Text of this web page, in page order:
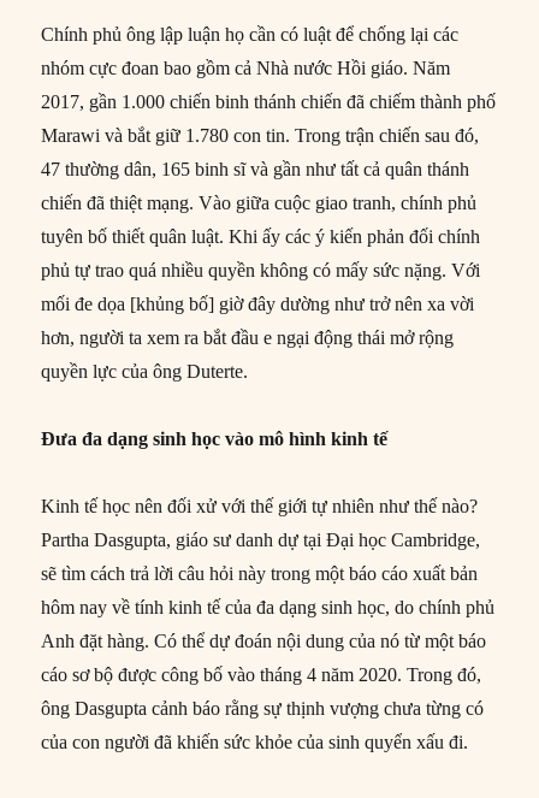
Chính phủ ông lập luận họ cần có luật để chống lại các
nhóm cực đoan bao gồm cả Nhà nước Hồi giáo. Năm
2017, gần 1.000 chiến binh thánh chiến đã chiếm thành phố
Marawi và bắt giữ 1.780 con tin. Trong trận chiến sau đó,
47 thường dân, 165 binh sĩ và gần như tất cả quân thánh
chiến đã thiệt mạng. Vào giữa cuộc giao tranh, chính phủ
tuyên bố thiết quân luật. Khi ấy các ý kiến ​​phản đối chính
phủ tự trao quá nhiều quyền không có mấy sức nặng. Với
mối đe dọa [khủng bố] giờ đây dường như trở nên xa vời
hơn, người ta xem ra bắt đầu e ngại động thái mở rộng
quyền lực của ông Duterte.
Đưa đa dạng sinh học vào mô hình kinh tế
Kinh tế học nên đối xử với thế giới tự nhiên như thế nào?
Partha Dasgupta, giáo sư danh dự tại Đại học Cambridge,
sẽ tìm cách trả lời câu hỏi này trong một báo cáo xuất bản
hôm nay về tính kinh tế của đa dạng sinh học, do chính phủ
Anh đặt hàng. Có thể dự đoán nội dung của nó từ một báo
cáo sơ bộ được công bố vào tháng 4 năm 2020. Trong đó,
ông Dasgupta cảnh báo rằng sự thịnh vượng chưa từng có
của con người đã khiến sức khỏe của sinh quyển xấu đi.